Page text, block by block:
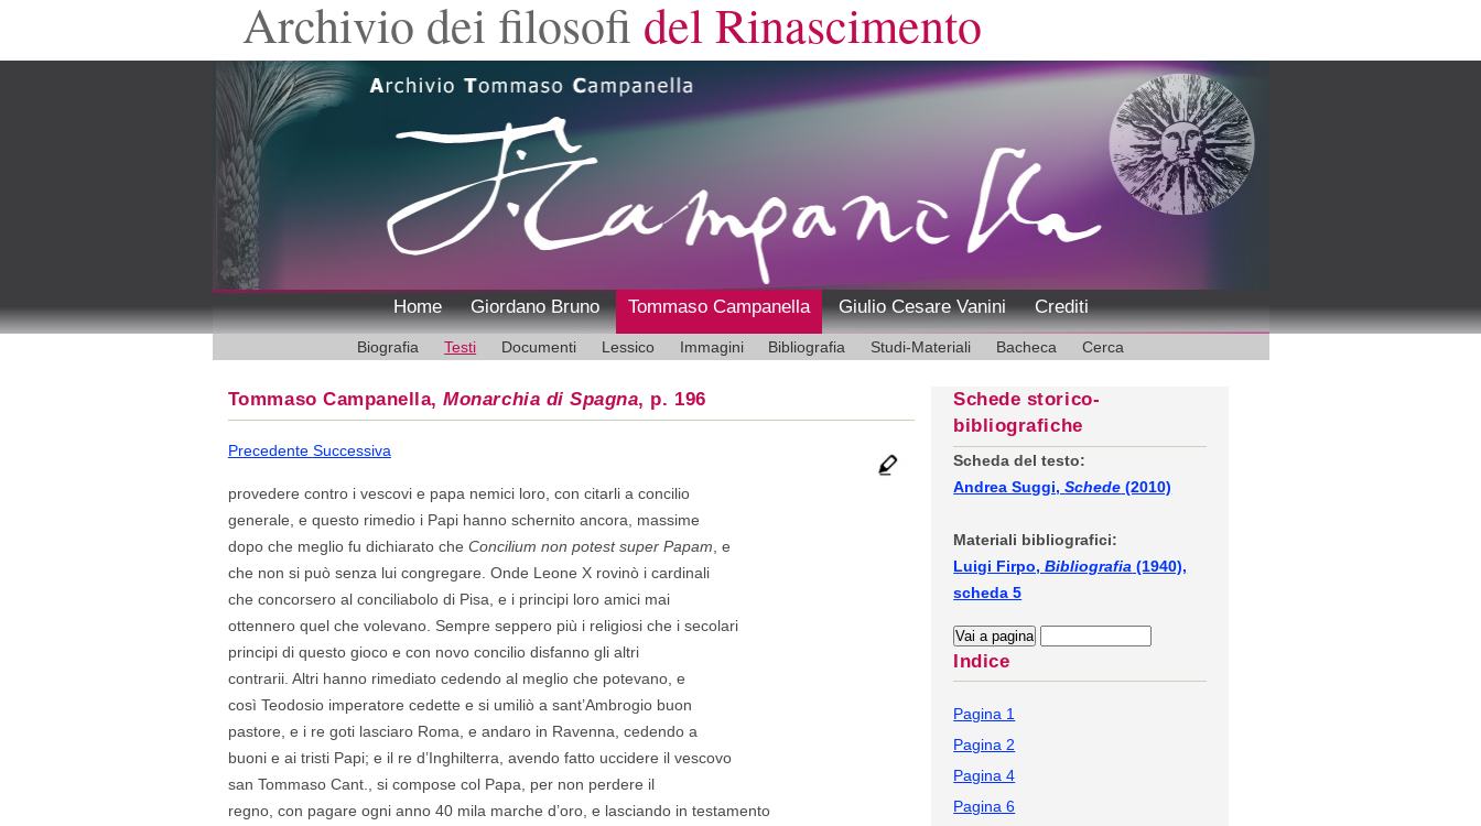
Archivio dei filosofi del Rinascimento
Home Giordano Bruno Tommaso Campanella Giulio Cesare Vanini Crediti
Biografia Testi Documenti Lessico Immagini Bibliografia Studi-Materiali Bacheca Cerca
Tommaso Campanella,Monarchia di Spagna, p. 196
Precedente Successiva
provedere contro i vescovi e papa nemici loro, con citarli a concilio
generale, e questo rimedio i Papi hanno schernito ancora, massime
dopo che meglio fu dichiarato che Concilium non potest super Papam , e
che non si può senza lui congregare. Onde Leone X rovinò i cardinali
che concorsero al conciliabolo di Pisa, e i principi loro amici mai
ottennero quel che volevano. Sempre seppero più i religiosi che i secolari
principi di questo gioco e con novo concilio disfanno gli altri
contrarii. Altri hanno rimediato cedendo al meglio che potevano, e
così Teodosio imperatore cedette e si umiliò a sant’Ambrogio buon
pastore, e i re goti lasciaro Roma, e andaro in Ravenna, cedendo a
buoni e ai tristi Papi; e il re d’Inghilterra, avendo fatto uccidere il vescovo
san Tommaso Cant., si compose col Papa, per non perdere il
regno, con pagare ogni anno 40 mila marche d’oro, e lasciando in testamento
Schede storico-
bibliografiche
Scheda del testo:
Andrea Suggi,Schede (2010)
Materiali bibliografici:
Luigi Firpo,Bibliografia (1940),
scheda 5
Indice
Pagina 1
Pagina 2
Pagina 4
Pagina 6